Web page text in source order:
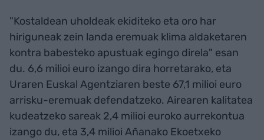
"Kostaldean uholdeak ekiditeko eta oro har
hiriguneak zein landa eremuak klima aldaketaren
kontra babesteko apustuak egingo direla" esan
du. 6,6 milioi euro izango dira horretarako, eta
Uraren Euskal Agentziaren beste 67,1 milioi euro
arrisku-eremuak defendatzeko. Airearen kalitatea
kudeatzeko sareak 2,4 milioi euroko aurrekontua
izango du, eta 3,4 milioi Añanako Ekoetxeko